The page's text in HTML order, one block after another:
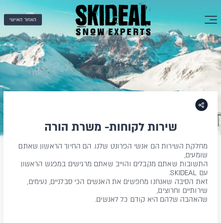
האזור האישי
שירות לקוחות- משרת הורה
מחלקת השירות הם אנשי הפרונט שלנו. הם החיוך הראשון שאתם
שומעים,
התשובות שאתם מקבלים והוייב שאתם מרגישים במפגש הראשון
עם SKIDEAL.
זאת הסיבה שאנחנו מחפשים את האנשים הכי סבלניים, נעימים,
שירותיים וחרוצים,
שהאהבה שלהם היא קודם כל לאנשים.